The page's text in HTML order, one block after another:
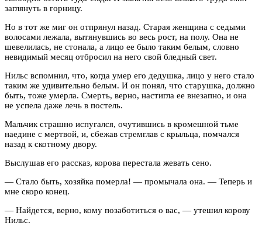
заглянуть в горницу.
Но в тот же миг он отпрянул назад. Старая женщина с седыми
волосами лежала, вытянувшись во весь рост, на полу. Она не
шевелилась, не стонала, а лицо ее было таким белым, словно
невидимый месяц отбросил на него свой бледный свет.
Нильс вспомнил, что, когда умер его дедушка, лицо у него стало
таким же удивительно белым. И он понял, что старушка, должно
быть, тоже умерла. Смерть, верно, настигла ее внезапно, и она
не успела даже лечь в постель.
Мальчик страшно испугался, очутившись в кромешной тьме
наедине с мертвой, и, сбежав стремглав с крыльца, помчался
назад к скотному двору.
Выслушав его рассказ, корова перестала жевать сено.
— Стало быть, хозяйка померла! — промычала она. — Теперь и
мне скоро конец.
— Найдется, верно, кому позаботиться о вас, — утешил корову
Нильс.